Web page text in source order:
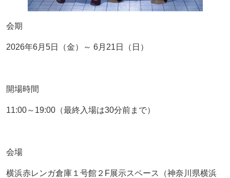
会期
2026年6月5日（金）～ 6月21日（日）
開場時間
11:00～19:00（最終入場は30分前まで）
会場
横浜赤レンガ倉庫１号館２F展示スペース（神奈川県横浜